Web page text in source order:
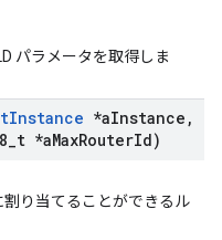
パラメータを取得しま
Instance *aInstance ,
t *aMaxRouterId)
り当てることができるル